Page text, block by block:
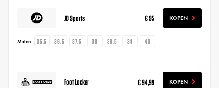
JD Sports € 95 KOPEN
Maten 35.5 36.5 37.5 38 38.5 39 40
Foot Locker € 94,99 KOPEN